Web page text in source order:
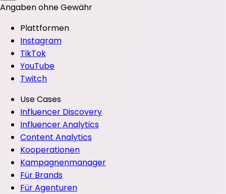
Angaben ohne Gewähr
Plattformen
Instagram
TikTok
YouTube
Twitch
Use Cases
Influencer Discovery
Influencer Analytics
Content Analytics
Kooperationen
Kampagnenmanager
Für Brands
Für Agenturen